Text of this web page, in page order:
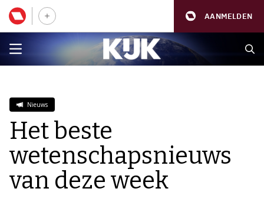
AANMELDEN
Nieuws
Het beste
wetenschapsnieuws
van deze week